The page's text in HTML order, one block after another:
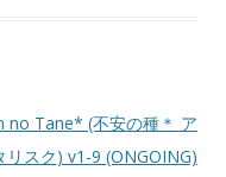
no Tane* (不安の種＊ ア
リスク) v1-9 (ONGOING)